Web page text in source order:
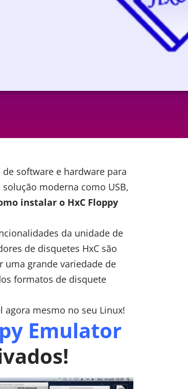
software e hardware para
moderna como USB,
instalar o HxC Floppy
da unidade de
de disquetes HxC são
uma grande variedade de
formatos de disquete
agora mesmo no seu Linux!
Emulator